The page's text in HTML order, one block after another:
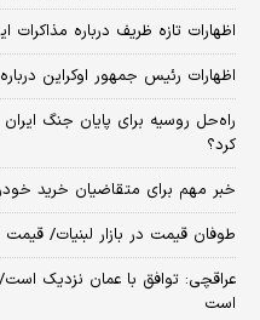
اظهارات تازه ظریف درباره مذاکرات
اظهارات رئیس جمهور اوکراین
راه‌حل روسیه برای پایان جنگ
کرد؟
خبر مهم برای متقاضیان خرید خودرو/ این
طوفان قیمت در بازار لبنیات/
عراقچی: توافق با عمان نزدیک
است